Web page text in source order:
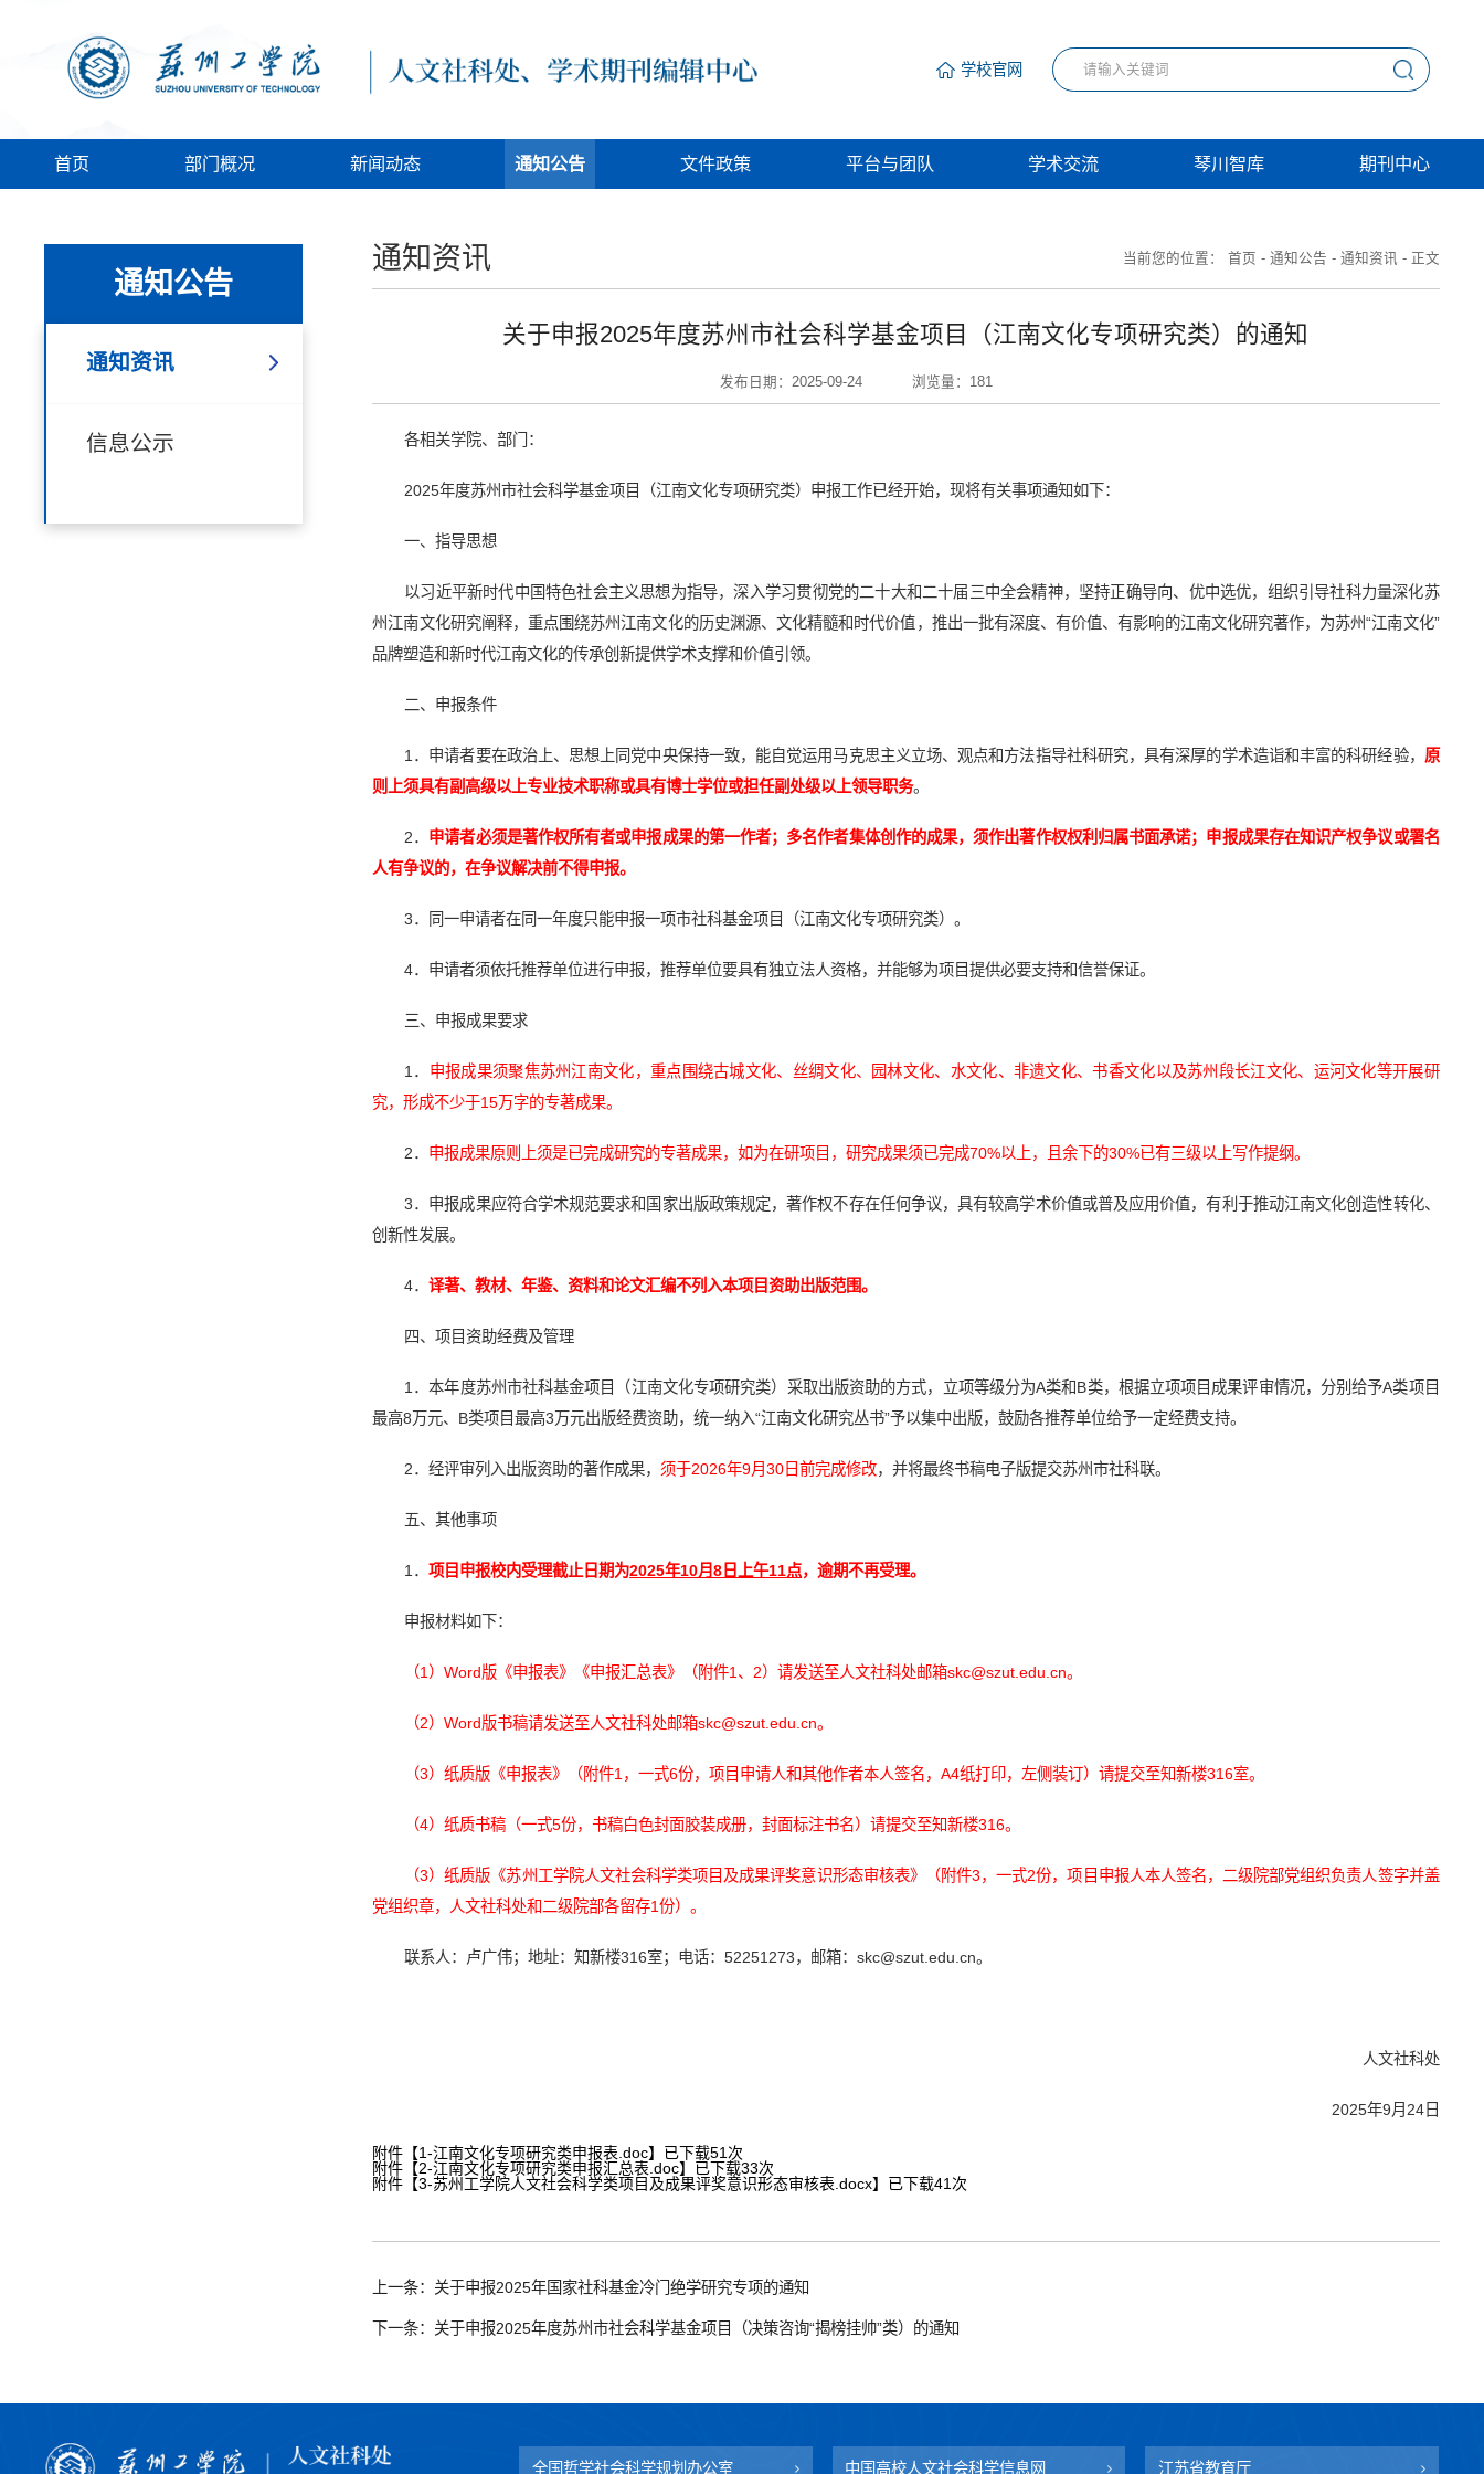
学校官网
首页 部门概况 新闻动态 通知公告 文件政策 平台与团队 学术交流 琴川智库 期刊中心
通知公告
通知资讯
信息公示
通知资讯 当前您的位置： 首页 - 通知公告 - 通知资讯 - 正文
关于申报2025年度苏州市社会科学基金项目（江南文化专项研究类）的通知
发布日期：2025-09-24 浏览量： 181
各相关学院、部门：
2025年度苏州市社会科学基金项目（江南文化专项研究类）申报工作已经开始，现将有关事项通知如下：
一、指导思想
以习近平新时代中国特色社会主义思想为指导，深入学习贯彻党的二十大和二十届三中全会精神，坚持正确导向、优中选优，组织引导社科力量深化苏
州江南文化研究阐释，重点围绕苏州江南文化的历史渊源、文化精髓和时代价值，推出一批有深度、有价值、有影响的江南文化研究著作，为苏州“江南文化”
品牌塑造和新时代江南文化的传承创新提供学术支撑和价值引领。
二、申报条件
1．申请者要在政治上、思想上同党中央保持一致，能自觉运用马克思主义立场、观点和方法指导社科研究，具有深厚的学术造诣和丰富的科研经验， 原
则上须具有副高级以上专业技术职称或具有博士学位或担任副处级以上领导职务。
2． 申请者必须是著作权所有者或申报成果的第一作者；多名作者集体创作的成果，须作出著作权权利归属书面承诺；申报成果存在知识产权争议或署名
人有争议的，在争议解决前不得申报。
3．同一申请者在同一年度只能申报一项市社科基金项目（江南文化专项研究类）。
4．申请者须依托推荐单位进行申报，推荐单位要具有独立法人资格，并能够为项目提供必要支持和信誉保证。
三、申报成果要求
1． 申报成果须聚焦苏州江南文化，重点围绕古城文化、丝绸文化、园林文化、水文化、非遗文化、书香文化以及苏州段长江文化、运河文化等开展研
究，形成不少于15万字的专著成果。
2． 申报成果原则上须是已完成研究的专著成果，如为在研项目，研究成果须已完成70%以上，且余下的30%已有三级以上写作提纲。
3．申报成果应符合学术规范要求和国家出版政策规定，著作权不存在任何争议，具有较高学术价值或普及应用价值，有利于推动江南文化创造性转化、
创新性发展。
4．译著、教材、年鉴、资料和论文汇编不列入本项目资助出版范围。
四、项目资助经费及管理
1．本年度苏州市社科基金项目（江南文化专项研究类）采取出版资助的方式，立项等级分为A类和B类，根据立项项目成果评审情况，分别给予A类项目
最高8万元、B类项目最高3万元出版经费资助，统一纳入“江南文化研究丛书”予以集中出版，鼓励各推荐单位给予一定经费支持。
2．经评审列入出版资助的著作成果， 须于2026年9月30日前完成修改，并将最终书稿电子版提交苏州市社科联。
五、其他事项
1．项目申报校内受理截止日期为2025年10月8日上午11点，逾期不再受理。
申报材料如下：
（1）Word版《申报表》《申报汇总表》（附件1、2）请发送至人文社科处邮箱skc@szut.edu.cn。
（2）Word版书稿请发送至人文社科处邮箱skc@szut.edu.cn。
（3）纸质版《申报表》（附件1，一式6份，项目申请人和其他作者本人签名，A4纸打印，左侧装订）请提交至知新楼316室。
（4）纸质书稿（一式5份，书稿白色封面胶装成册，封面标注书名）请提交至知新楼316。
（3）纸质版《苏州工学院人文社会科学类项目及成果评奖意识形态审核表》（附件3，一式2份，项目申报人本人签名，二级院部党组织负责人签字并盖
党组织章，人文社科处和二级院部各留存1份）。
联系人：卢广伟；地址：知新楼316室；电话：52251273，邮箱：skc@szut.edu.cn。
人文社科处
2025年9月24日
附件【1-江南文化专项研究类申报表.doc】已下载51 次
附件【2-江南文化专项研究类申报汇总表.doc】已下载33次
附件【3-苏州工学院人文社会科学类项目及成果评奖意识形态审核表.docx】已下载41 次
上一条：关于申报2025年国家社科基金冷门绝学研究专项的通知
下一条：关于申报2025年度苏州市社会科学基金项目（决策咨询“揭榜挂帅”类）的通知
全国哲学社会科学规划办公室 中国高校人文社会科学信息网 江苏省教育厅